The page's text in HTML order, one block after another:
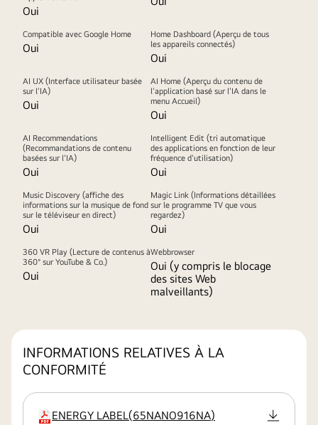
Oui
Compatible avec Google Home
Oui
Home Dashboard (Aperçu de tous
les appareils connectés)
Oui
AI UX (Interface utilisateur basée
sur l'IA)
Oui
AI Home (Aperçu du contenu de
l'application basé sur l'IA dans le
menu Accueil)
Oui
AI Recommendations
(Recommandations de contenu
basées sur l'IA)
Oui
Intelligent Edit (tri automatique
des applications en fonction de leur
fréquence d'utilisation)
Oui
Music Discovery (affiche des
informations sur la musique de fond
sur le téléviseur en direct)
Oui
Magic Link (Informations détaillées
sur le programme TV que vous
regardez)
Oui
360 VR Play (Lecture de contenus à
360° sur YouTube & Co.)
Oui
Webbrowser
Oui (y compris le blocage
des sites Web
malveillants)
INFORMATIONS RELATIVES À LA
CONFORMITÉ
extension
ENERGY LABEL(65NANO916NA)